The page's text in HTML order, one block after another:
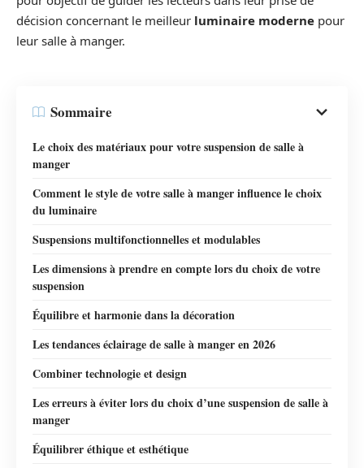
décision concernant le meilleur luminaire moderne pour
leur salle à manger.
Sommaire
Le choix des matériaux pour votre suspension de salle à
manger
Comment le style de votre salle à manger influence le choix
du luminaire
Suspensions multifonctionnelles et modulables
Les dimensions à prendre en compte lors du choix de votre
suspension
Équilibre et harmonie dans la décoration
Les tendances éclairage de salle à manger en 2026
Combiner technologie et design
Les erreurs à éviter lors du choix d’une suspension de salle à
manger
Équilibrer éthique et esthétique